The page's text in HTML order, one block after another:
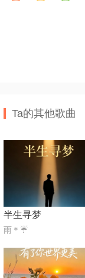
Ta的其他歌曲
半生寻梦
雨＊☔️